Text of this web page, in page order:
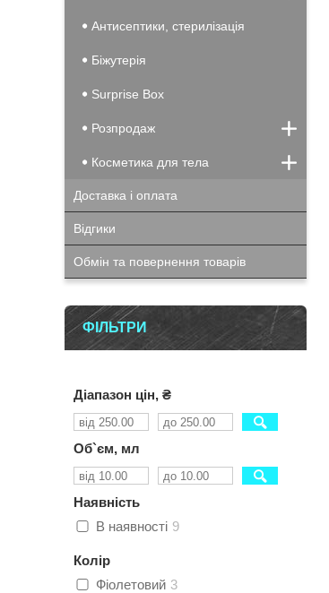
Антисептики, стерилізація
Біжутерія
Surprise Box
Розпродаж
Косметика для тела
Доставка і оплата
Відгики
Обмін та повернення товарів
ФІЛЬТРИ
Діапазон цін, ₴
Об`єм, мл
Наявність
В наявності 9
Колір
Фіолетовий 3